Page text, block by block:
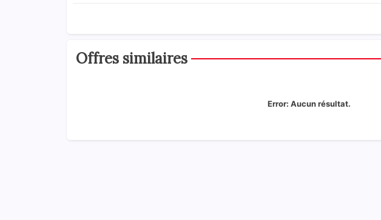
Offres similaires
Error: Aucun résultat.